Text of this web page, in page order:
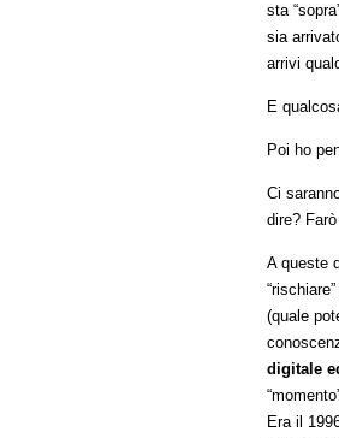
sta
sia
arrivi
E
Poi ho
Ci
dire?
A queste
(quale
digitale
Era il